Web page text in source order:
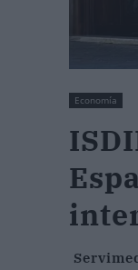
Economía